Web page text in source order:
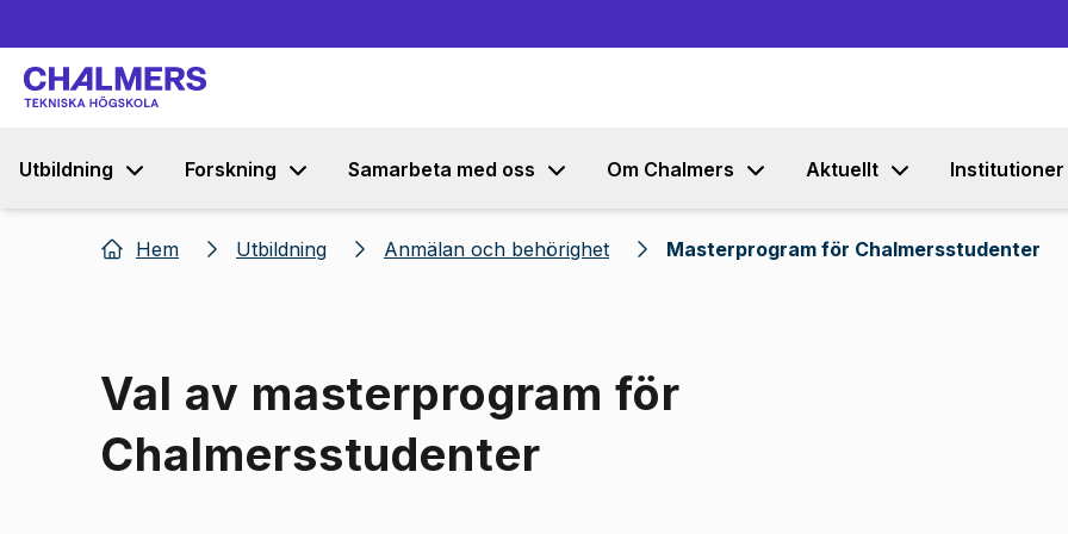
Utbildning Forskning Samarbeta med oss Om Chalmers Aktuellt Institutioner
Hem Utbildning Anmälan och behörighet Masterprogram för Chalmersstudenter
Val av masterprogram för
Chalmersstudenter